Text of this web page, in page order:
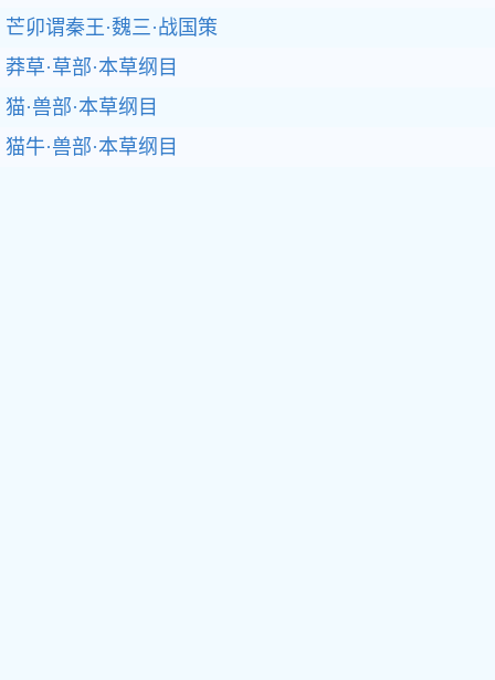
芒卯谓秦王·魏三·战国策
莽草·草部·本草纲目
猫·兽部·本草纲目
猫牛·兽部·本草纲目